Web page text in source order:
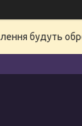
будуть